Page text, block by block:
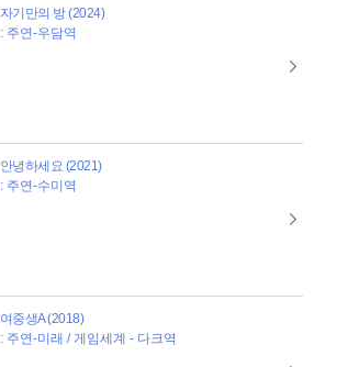
자기만의 방 (2024)
: 주연-우담역
안녕하세요 (2021)
: 주연-수미역
여중생A (2018)
: 주연-미래 / 게임세계 - 다크역